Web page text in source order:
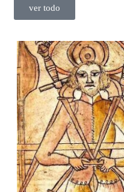
ver todo